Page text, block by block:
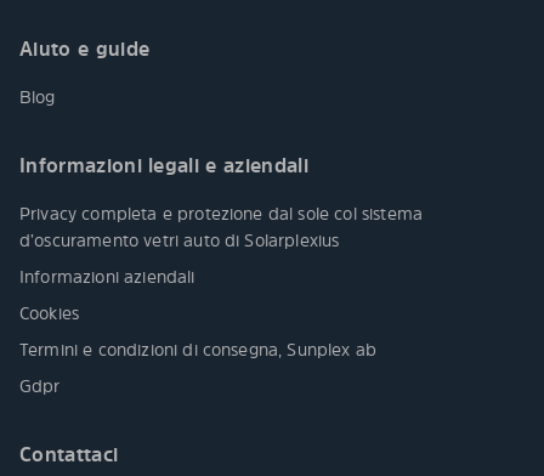
Aiuto e guide
Blog
Informazioni legali e aziendali
Privacy completa e protezione dal sole col sistema
d’oscuramento vetri auto di Solarplexius
Informazioni aziendali
Cookies
Termini e condizioni di consegna, Sunplex ab
Gdpr
Contattaci